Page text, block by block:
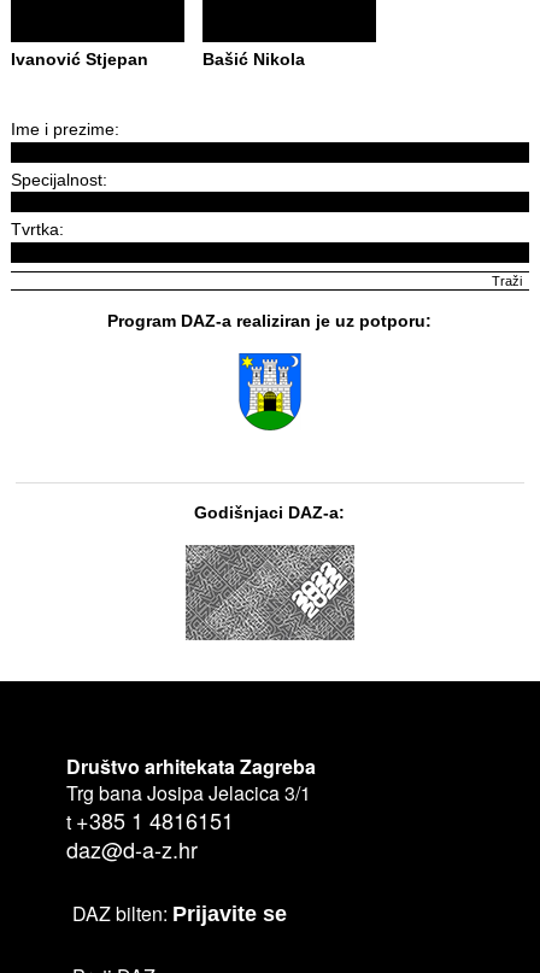
Ivanović Stjepan Bašić Nikola
Ime i prezime:
Specijalnost:
Tvrtka:
Program DAZ-a realiziran je uz potporu:
Godišnjaci DAZ-a:
Društvo arhitekata Zagreba
Trg bana Josipa Jelacica 3/1
t +385 1 4816151
daz@d-a-z.hr
DAZ bilten: Prijavite se